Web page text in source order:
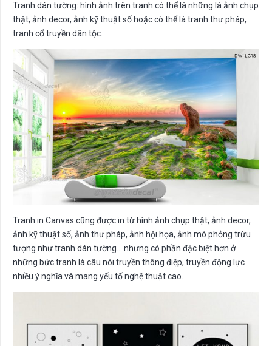
Tranh dán tường: hình ảnh trên tranh có thể là những là ảnh chụp
thật, ảnh decor, ảnh kỹ thuật số hoặc có thể là tranh thư pháp,
tranh cổ truyền dân tộc.
Tranh in Canvas cũng được in từ hình ảnh chụp thật, ảnh decor,
ảnh kỹ thuật số, ảnh thư pháp, ảnh hội họa, ảnh mô phỏng trừu
tượng như tranh dán tường… nhưng có phần đặc biệt hơn ở
những bức tranh là câu nói truyền thông điệp, truyền động lực
nhiều ý nghĩa và mang yếu tố nghệ thuật cao.